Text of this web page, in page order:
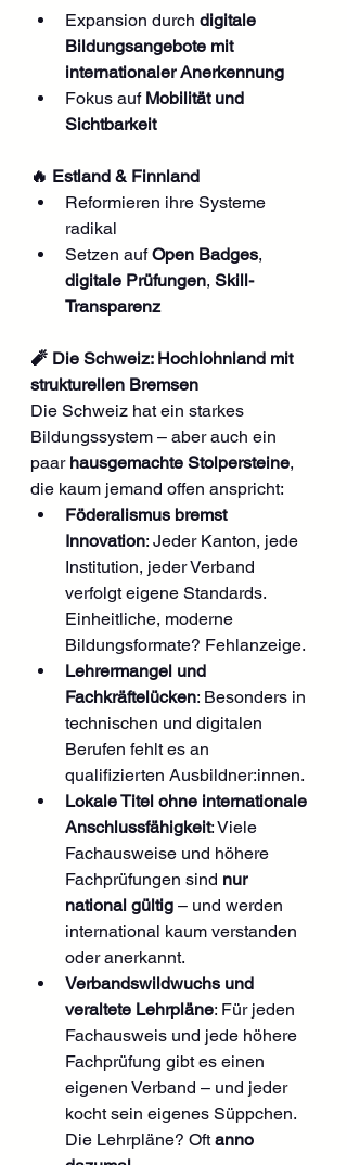
Expansion durch digitale
Bildungsangebote mit
internationaler Anerkennung
Fokus auf Mobilität und
Sichtbarkeit
🔥 Estland & Finnland
Reformieren ihre Systeme
radikal
Setzen auf Open Badges,
digitale Prüfungen, Skill-
Transparenz
🧨 Die Schweiz: Hochlohnland mit
strukturellen Bremsen
Die Schweiz hat ein starkes
Bildungssystem – aber auch ein
paar hausgemachte Stolpersteine,
die kaum jemand offen anspricht:
Föderalismus bremst
Innovation: Jeder Kanton, jede
Institution, jeder Verband
verfolgt eigene Standards.
Einheitliche, moderne
Bildungsformate? Fehlanzeige.
Lehrermangel und
Fachkräftelücken: Besonders in
technischen und digitalen
Berufen fehlt es an
qualifizierten Ausbildner:innen.
Lokale Titel ohne internationale
Anschlussfähigkeit: Viele
Fachausweise und höhere
Fachprüfungen sind nur
national gültig – und werden
international kaum verstanden
oder anerkannt.
Verbandswildwuchs und
veraltete Lehrpläne: Für jeden
Fachausweis und jede höhere
Fachprüfung gibt es einen
eigenen Verband – und jeder
kocht sein eigenes Süppchen.
Die Lehrpläne? Oft anno